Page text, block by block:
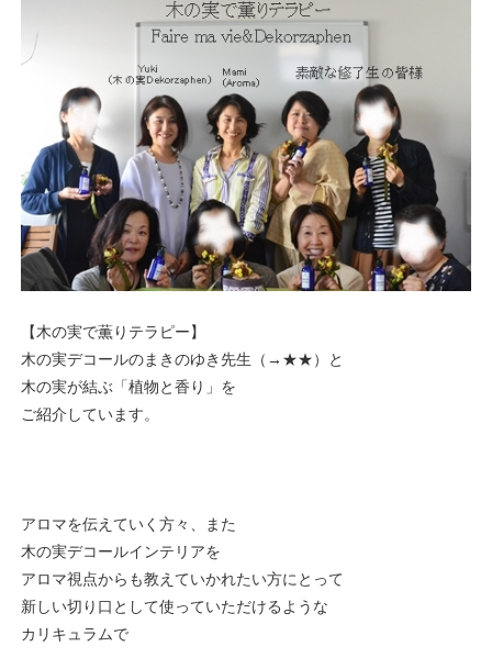
【木の実で薫りテラピー】
木の実デコールのまきのゆき先生（→ ★★ ）と
木の実が結ぶ「植物と香り」を
ご紹介しています。
アロマを伝えていく方々、また
木の実デコールインテリアを
アロマ視点からも教えていかれたい方にとって
新しい切り口として使っていただけるような
カリキュラムで